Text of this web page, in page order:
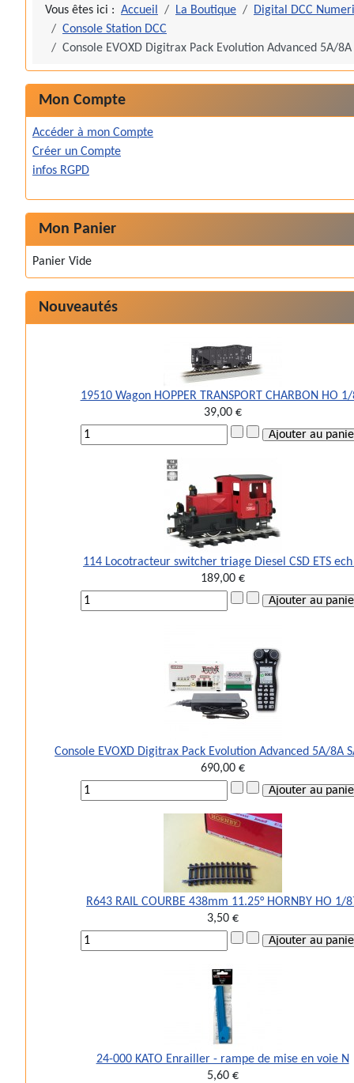
Vous êtes ici : Accueil La Boutique
Digital DCC
Console Station DCC
Console EVOXD Digitrax Pack Evolution Advanced 5A/8A
Mon Compte
Accéder à mon Compte
Créer un Compte
infos RGPD
Mon Panier
Panier Vide
Nouveautés
19510 Wagon HOPPER TRANSPORT CHARBON HO
39,00 €
114 Locotracteur switcher triage Diesel CSD ETS
189,00 €
Console EVOXD Digitrax Pack Evolution Advanced 5A/8A
690,00 €
R643 RAIL COURBE 438mm 11.25° HORNBY HO 1/
3,50 €
24-000 KATO Enrailler - rampe de mise en voie N
5,60 €